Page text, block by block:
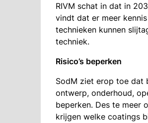
RIVM schat in dat in
vindt dat er meer
technieken kunnen
techniek.
Risico’s beperken
SodM ziet erop toe dat
ontwerp, onderhoud,
beperken. Des te meer
krijgen welke coatings